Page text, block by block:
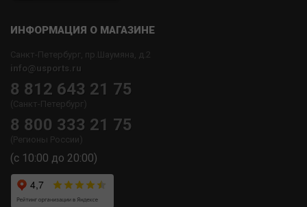
ИНФОРМАЦИЯ О МАГАЗИНЕ
Санкт-Петербург, пр.Шаумяна, д.2
info@usports.ru
8 812 643 21 75
(Санкт-Петербург)
8 800 333 21 75
(Регионы России)
(с 10:00 до 20:00)